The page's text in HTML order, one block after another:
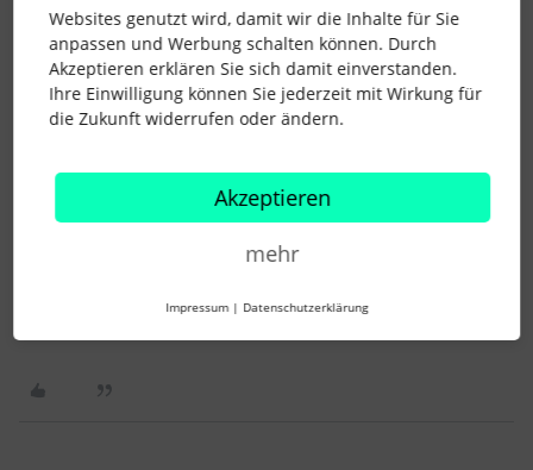
JaSch AUTOR*IN Forum|Forum|1 year ago
Pausenstempelungen bei mir nie mehr als 6 Stunden. Gibt es
Websites genutzt wird, damit wir die Inhalte für Sie
anpassen und Werbung schalten können. Durch
Akzeptieren erklären Sie sich damit einverstanden.
Ihre Einwilligung können Sie jederzeit mit Wirkung für
die Zukunft widerrufen oder ändern.
Akzeptieren
mehr
Impressum | Datenschutzerklärung